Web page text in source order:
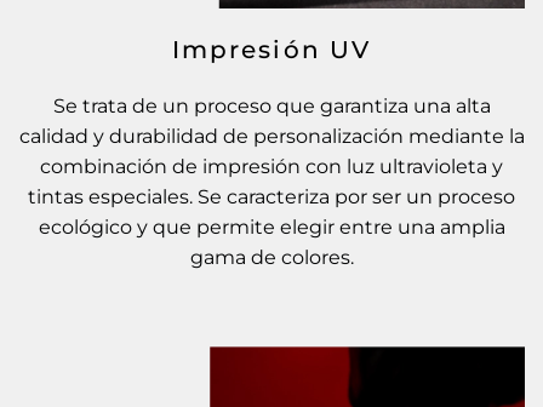
Impresión UV
Se trata de un proceso que garantiza una alta
calidad y durabilidad de personalización mediante la
combinación de impresión con luz ultravioleta y
tintas especiales. Se caracteriza por ser un proceso
ecológico y que permite elegir entre una amplia
gama de colores.